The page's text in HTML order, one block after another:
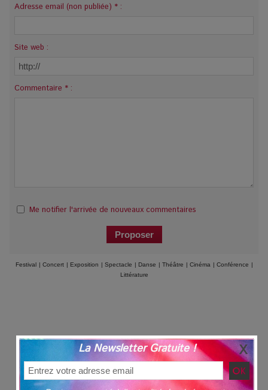
Adresse email (non publiée) * :
Site web :
Commentaire * :
Me notifier l'arrivée de nouveaux commentaires
Festival | Concert | Exposition | Spectacle | Danse | Théâtre | Cinéma | Conférence |
Littérature
La Newsletter Gratuite !